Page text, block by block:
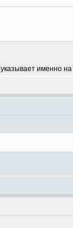
именно